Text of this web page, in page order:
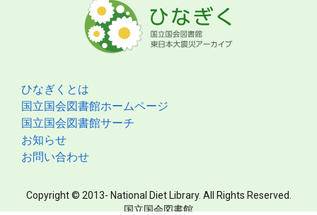
ひなぎくとは
国立国会図書館ホームページ
国立国会図書館サーチ
お知らせ
お問い合わせ
Copyright © 2013- National Diet Library. All Rights Reserved.